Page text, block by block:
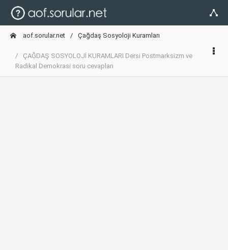
aof.sorular.net Çağdaş Sosyoloji Kuramları
ÇAĞDAŞ SOSYOLOJİ KURAMLARI Dersi Postmarksizm ve
Radikal Demokrasi soru cevapları